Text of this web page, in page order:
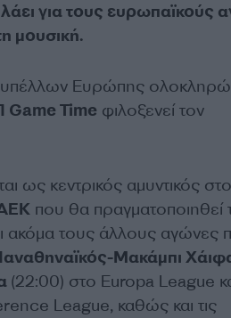
για τους ευρωπαϊκούς
μουσική.
Ευρώπης
Game Time φιλοξενεί τον
ως κεντρικός αμυντικός
που θα πραγματοποιηθεί
ακόμα τους άλλους αγώνες
Μακάμπι
(22:00) στο Europa League
League, καθώς και τις